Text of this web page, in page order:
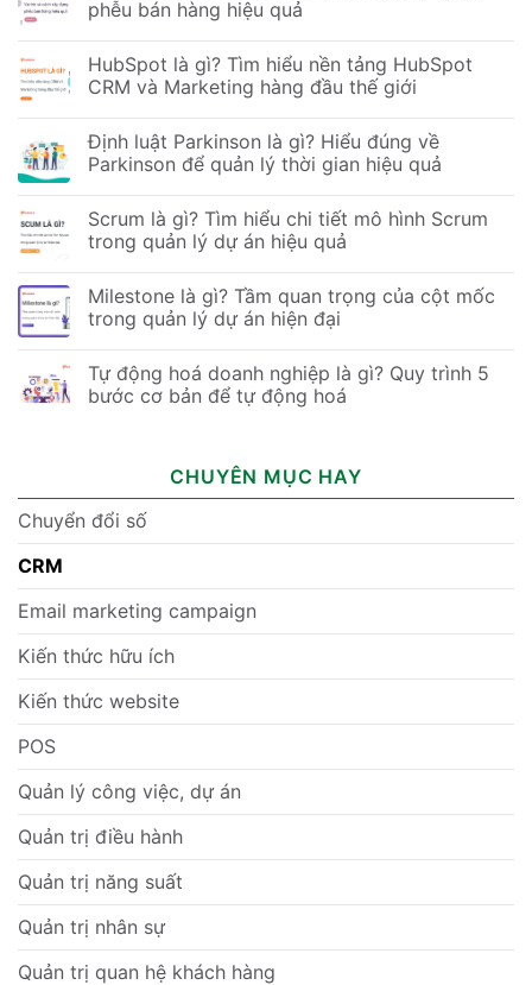
phễu bán hàng hiệu quả
HubSpot là gì? Tìm hiểu nền tảng HubSpot
CRM và Marketing hàng đầu thế giới
Định luật Parkinson là gì? Hiểu đúng về
Parkinson để quản lý thời gian hiệu quả
Scrum là gì? Tìm hiểu chi tiết mô hình Scrum
trong quản lý dự án hiệu quả
Milestone là gì? Tầm quan trọng của cột mốc
trong quản lý dự án hiện đại
Tự động hoá doanh nghiệp là gì? Quy trình 5
bước cơ bản để tự động hoá
CHUYÊN MỤC HAY
Chuyển đổi số
CRM
Email marketing campaign
Kiến thức hữu ích
Kiến thức website
POS
Quản lý công việc, dự án
Quản trị điều hành
Quản trị năng suất
Quản trị nhân sự
Quản trị quan hệ khách hàng